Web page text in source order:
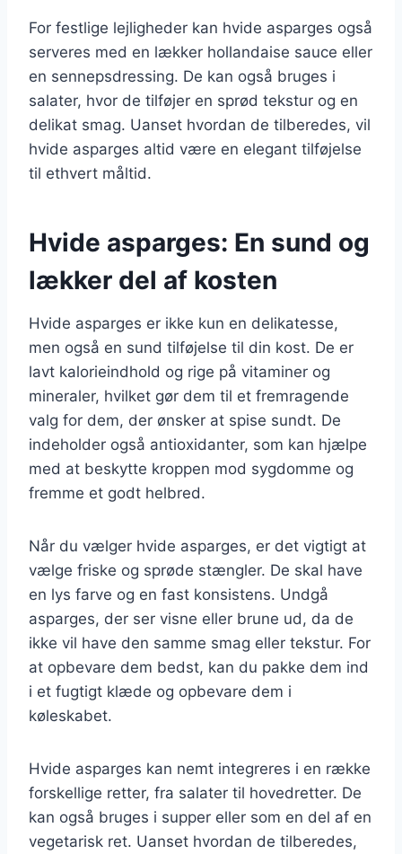
For festlige lejligheder kan hvide asparges også
serveres med en lækker hollandaise sauce eller
en sennepsdressing. De kan også bruges i
salater, hvor de tilføjer en sprød tekstur og en
delikat smag. Uanset hvordan de tilberedes, vil
hvide asparges altid være en elegant tilføjelse
til ethvert måltid.
Hvide asparges: En sund og
lækker del af kosten
Hvide asparges er ikke kun en delikatesse,
men også en sund tilføjelse til din kost. De er
lavt kalorieindhold og rige på vitaminer og
mineraler, hvilket gør dem til et fremragende
valg for dem, der ønsker at spise sundt. De
indeholder også antioxidanter, som kan hjælpe
med at beskytte kroppen mod sygdomme og
fremme et godt helbred.
Når du vælger hvide asparges, er det vigtigt at
vælge friske og sprøde stængler. De skal have
en lys farve og en fast konsistens. Undgå
asparges, der ser visne eller brune ud, da de
ikke vil have den samme smag eller tekstur. For
at opbevare dem bedst, kan du pakke dem ind
i et fugtigt klæde og opbevare dem i
køleskabet.
Hvide asparges kan nemt integreres i en række
forskellige retter, fra salater til hovedretter. De
kan også bruges i supper eller som en del af en
vegetarisk ret. Uanset hvordan de tilberedes,